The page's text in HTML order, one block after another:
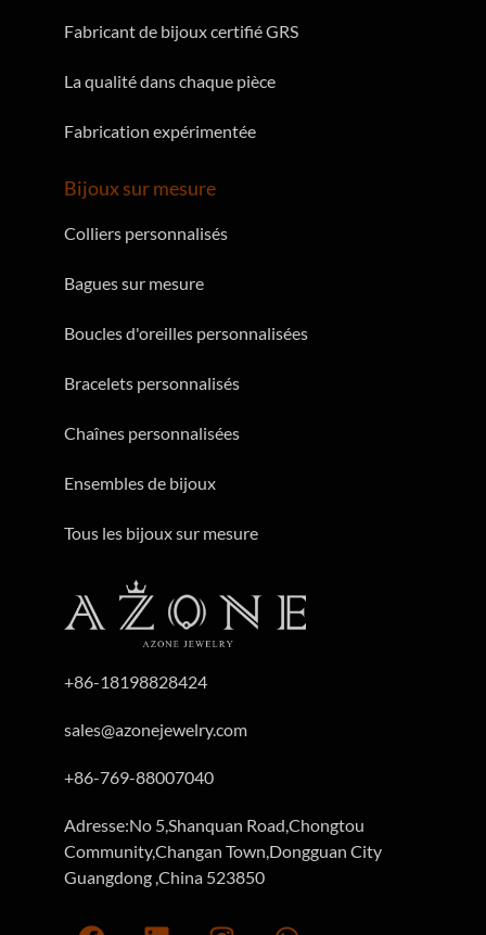
+86-18198828424
sales@azonejewelry.com
+86-769-88007040
Adresse:No 5,Shanquan Road,Chongtou
Community,Changan Town,Dongguan City
Guangdong ,China 523850
Bijoux sur mesure
Colliers personnalisés
Bagues sur mesure
Boucles d'oreilles personnalisées
Bracelets personnalisés
Chaînes personnalisées
Ensembles de bijoux
Tous les bijoux sur mesure
Fabricant de bijoux certifié GRS
La qualité dans chaque pièce
Fabrication expérimentée